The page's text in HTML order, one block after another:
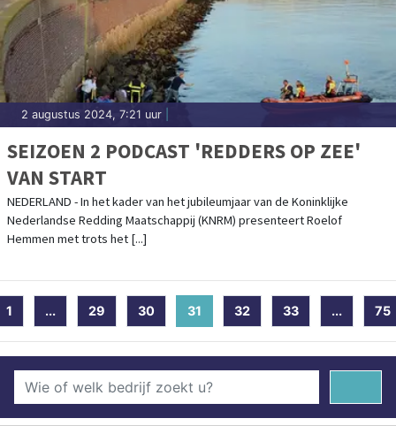
2 augustus 2024, 7:21 uur
SEIZOEN 2 PODCAST 'REDDERS OP ZEE'
VAN START
NEDERLAND - In het kader van het jubileumjaar van de Koninklijke
Nederlandse Redding Maatschappij (KNRM) presenteert Roelof
Hemmen met trots het [...]
1 ... 29 30 31 (current)
32 33 ... 75